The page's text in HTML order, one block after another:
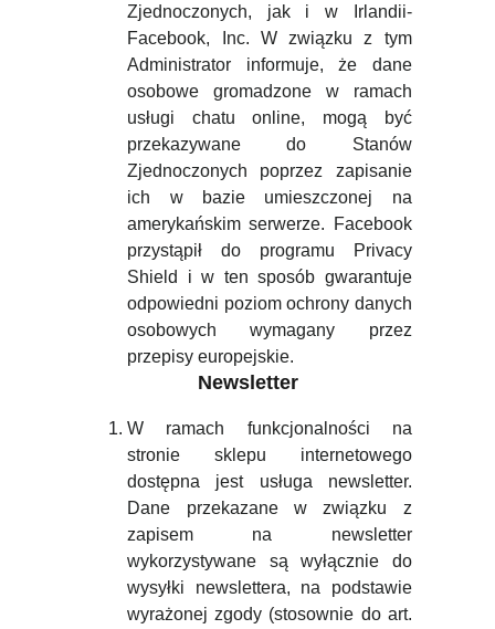
Zjednoczonych, jak i w Irlandii-
Facebook, Inc. W związku z tym
Administrator informuje, że dane
osobowe gromadzone w ramach
usługi chatu online, mogą być
przekazywane do Stanów
Zjednoczonych poprzez zapisanie
ich w bazie umieszczonej na
amerykańskim serwerze. Facebook
przystąpił do programu Privacy
Shield i w ten sposób gwarantuje
odpowiedni poziom ochrony danych
osobowych wymagany przez
przepisy europejskie.
Newsletter
W ramach funkcjonalności na
stronie sklepu internetowego
dostępna jest usługa newsletter.
Dane przekazane w związku z
zapisem na newsletter
wykorzystywane są wyłącznie do
wysyłki newslettera, na podstawie
wyrażonej zgody (stosownie do art.